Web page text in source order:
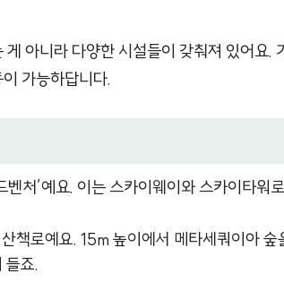
아니라 다양한 시설들이 갖춰져 있어요.
가능하답니다.
처’예요. 이는 스카이웨이와 스카이타워
책로예요. 15m 높이에서 메타세쿼이아 숲
들죠.